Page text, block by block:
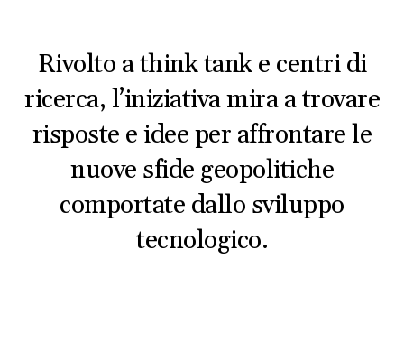
Rivolto a think tank e centri di
ricerca, l’iniziativa mira a trovare
risposte e idee per affrontare le
nuove sfide geopolitiche
comportate dallo sviluppo
tecnologico.